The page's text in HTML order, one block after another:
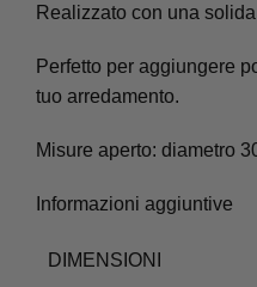
Realizzato con una
Perfetto per aggiungere
tuo arredamento.
Misure aperto: diametro
Informazioni aggiuntive
DIMENSIONI